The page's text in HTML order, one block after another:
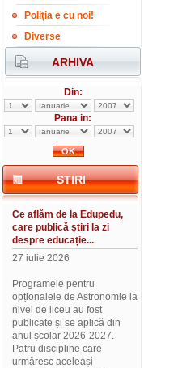
Poliția e cu noi!
Diverse
ARHIVA
Din:
Pana in:
STIRI
Ce aflăm de la Edupedu,
care publică știri la zi
despre educație...
27 iulie 2026
Programele pentru
opționalele de Astronomie la
nivel de liceu au fost
publicate și se aplică din
anul școlar 2026-2027.
Patru discipline care
urmăresc aceleași